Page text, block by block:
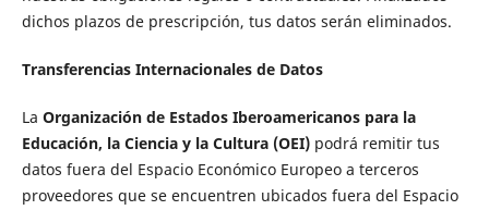
dichos plazos de prescripción, tus datos serán eliminados.
Transferencias Internacionales de Datos
La Organización de Estados Iberoamericanos para la
Educación, la Ciencia y la Cultura (OEI)podrá remitir tus
datos fuera del Espacio Económico Europeo a terceros
proveedores que se encuentren ubicados fuera del Espacio